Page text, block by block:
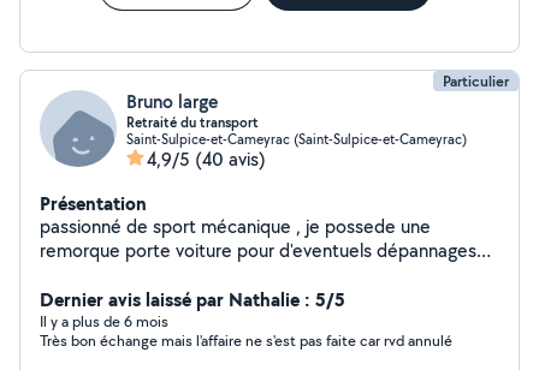
Particulier
Bruno large
Retraité du transport
Saint-Sulpice-et-Cameyrac (Saint-Sulpice-et-Cameyrac)
4,9/5 (40 avis)
Présentation
passionné de sport mécanique , je possede une
remorque porte voiture pour d'eventuels dépannages
Dernier avis laissé par Nathalie : 5/5
Il y a plus de 6 mois
Très bon échange mais l'affaire ne s'est pas faite car rvd annulé